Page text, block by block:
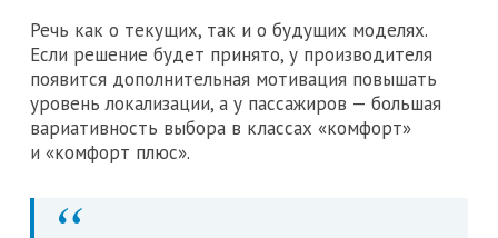
Речь как о текущих, так и о будущих моделях.
Если решение будет принято, у производителя
появится дополнительная мотивация повышать
уровень локализации, а у пассажиров — большая
вариативность выбора в классах «комфорт»
и «комфорт плюс».